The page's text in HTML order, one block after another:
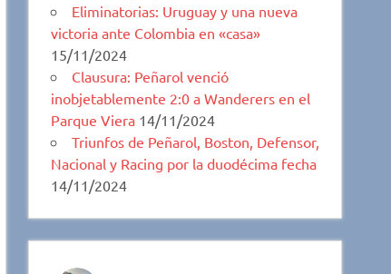
Eliminatorias: Uruguay y una nueva
victoria ante Colombia en «casa»
15/11/2024
Clausura: Peñarol venció
inobjetablemente 2:0 a Wanderers en el
Parque Viera 14/11/2024
Triunfos de Peñarol, Boston, Defensor,
Nacional y Racing por la duodécima fecha
14/11/2024